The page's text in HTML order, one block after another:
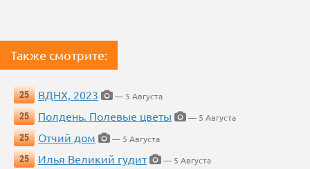
Также смотрите:
25 ВДНХ, 2023
— 5 Августа
25
Полдень. Полевые цветы
— 5 Августа
25
Отчий дом
— 5 Августа
25
Илья Великий гудит
— 5 Августа